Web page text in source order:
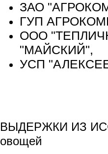
ЗАО
ГУП
ООО
"МАЙСКИЙ",
УСП
ВЫДЕРЖКИ ИЗ
овощей